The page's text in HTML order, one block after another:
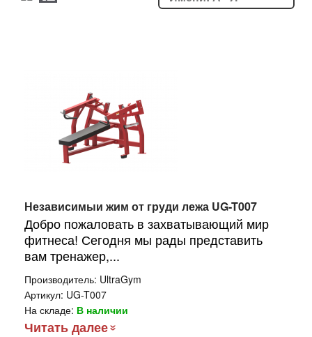
Независимыи жим от груди лежа UG-T007
Добро пожаловать в захватывающий мир
фитнеса! Сегодня мы рады представить
вам тренажер,...
Производитель: UltraGym
Артикул: UG-T007
На складе: В наличии
Читать далее